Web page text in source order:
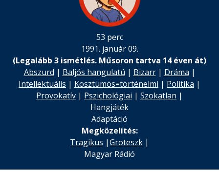
53 perc
1991. január 09.
(Legalább 3 ismétlés. Műsoron tartva 14 éven át)
Abszurd | Baljós hangulatú | Bizarr| Dráma |
Intellektuális | Kosztümös=történelmi | Politika |
Provokatív | Pszichológiai | Szokatlan |
Hangjáték
Adaptáció
Megközelítés:
Tragikus |Groteszk |
Magyar Rádió